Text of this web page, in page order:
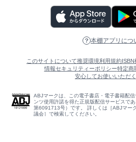
本棚アプリにつ
このサイトについて推奨環境利用規約ISBN
情報セキュリティーポリシー特定商
安心してお使いいただ
ABJマークは、この電子書店・電子書籍配
ンツ使用許諾を得た正規版配信サービスで
第6091713号）です。 詳しくは［ABJマー
議会］で検索してください。